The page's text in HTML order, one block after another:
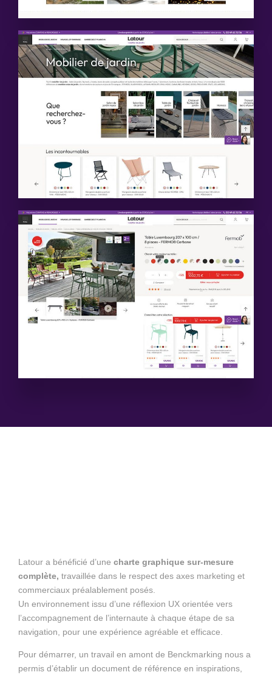
Latour a bénéficié d’une charte graphique sur-mesure
complète, travaillée dans le respect des axes marketing et
commerciaux préalablement posés.
Un environnement issu d’une réflexion UX orientée vers
l’accompagnement de l’internaute à chaque étape de sa
navigation, pour une expérience agréable et efficace.
Pour démarrer, un travail en amont de Benckmarking nous a
permis d’établir un document de référence en inspirations,